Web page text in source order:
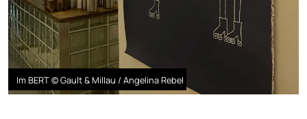
Im BERT © Gault & Millau / Angelina Rebel